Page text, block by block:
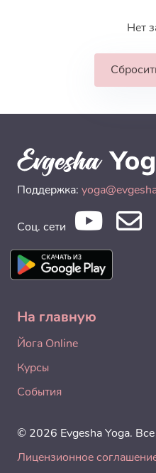
Нет
Поддержка:
Соц. сети
На главную
Йога Online
Курсы
События
© 2026 Evgesha Yoga.
Лицензионное